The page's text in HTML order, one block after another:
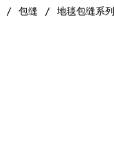
包缝 地毯包缝系列